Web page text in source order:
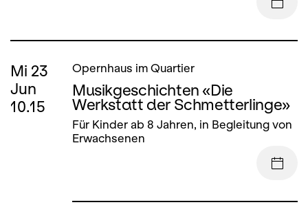
Mi 23
Jun
10.15
Opernhaus im Quartier
Musikgeschichten «Die
Werkstatt der Schmetterlinge»
Für Kinder ab 8 Jahren, in Begleitung von
Erwachsenen